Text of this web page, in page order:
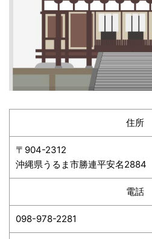
住所
〒904-2312
沖縄県うるま市勝連平安名2884
電話
098-978-2281